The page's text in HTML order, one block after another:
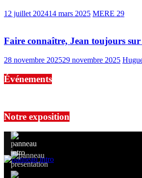
12 juillet 202414 mars 2025 MERE 29
Faire connaître, Jean toujours
28 novembre 202529 novembre 2025
Événements
Notre exposition